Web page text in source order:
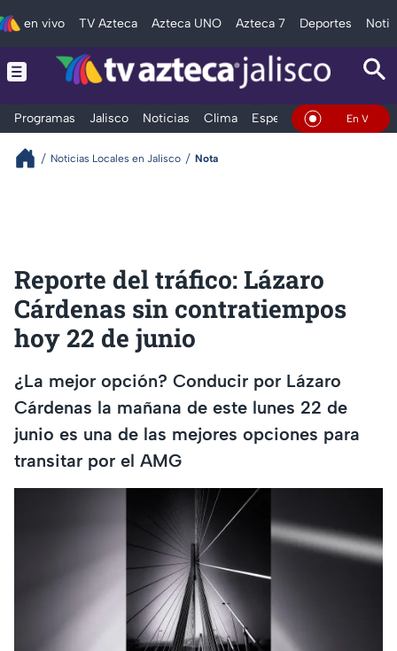
en vivo TV Azteca Azteca UNO Azteca 7 Deportes
Programas Jalisco Noticias Clima Espectáculos Deportes
En Vivo
Noticias Locales en Jalisco Nota
Reporte del tráfico: Lázaro
Cárdenas sin contratiempos
hoy 22 de junio
¿La mejor opción? Conducir por Lázaro
Cárdenas la mañana de este lunes 22 de
junio es una de las mejores opciones para
transitar por el AMG